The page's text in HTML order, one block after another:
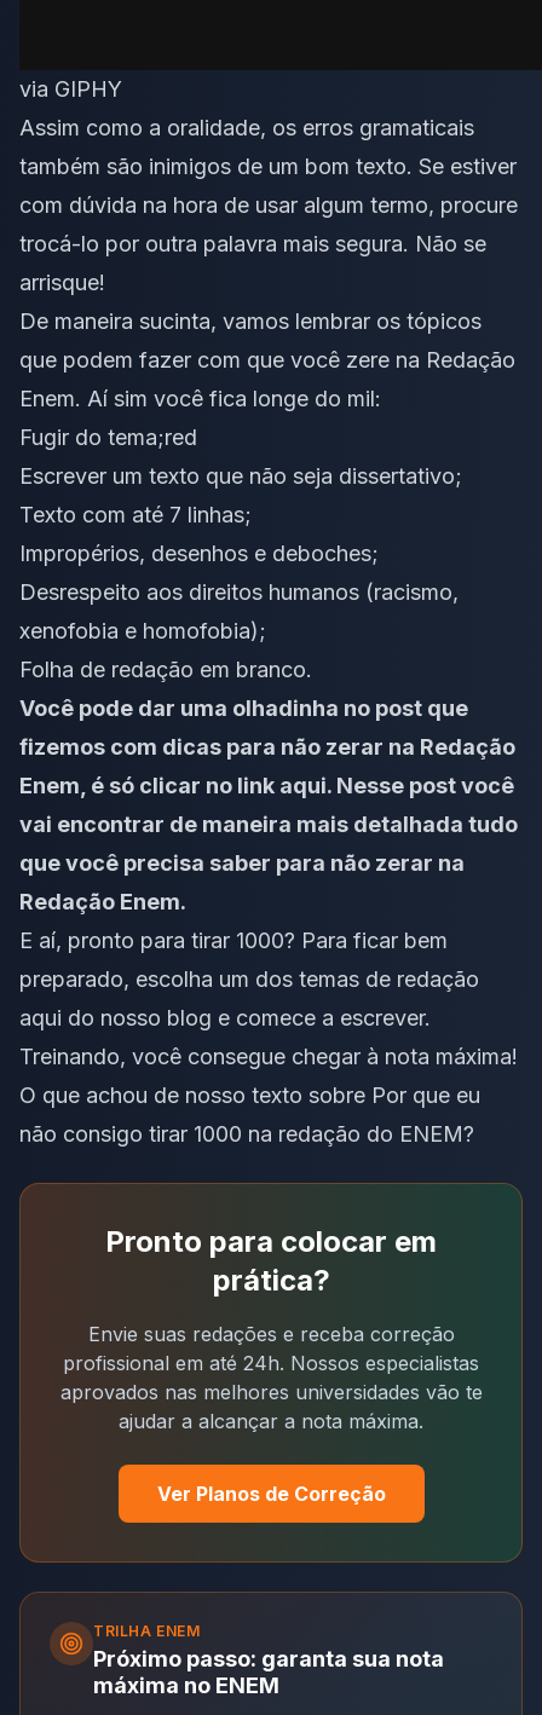
via GIPHY
Assim como a oralidade, os erros gramaticais
também são inimigos de um bom texto. Se estiver
com dúvida na hora de usar algum termo, procure
trocá-lo por outra palavra mais segura. Não se
arrisque!
De maneira sucinta, vamos lembrar os tópicos
que podem fazer com que você zere na Redação
Enem. Aí sim você fica longe do mil:
Fugir do tema;red
Escrever um texto que não seja dissertativo;
Texto com até 7 linhas;
Impropérios, desenhos e deboches;
Desrespeito aos direitos humanos (racismo,
xenofobia e homofobia);
Folha de redação em branco.
Você pode dar uma olhadinha no post que
fizemos com dicas para não zerar na Redação
Enem, é só clicar no link aqui. Nesse post você
vai encontrar de maneira mais detalhada tudo
que você precisa saber para não zerar na
Redação Enem.
E aí, pronto para tirar 1000? Para ficar bem
preparado, escolha um dos temas de redação
aqui do nosso blog e comece a escrever.
Treinando, você consegue chegar à nota máxima!
O que achou de nosso texto sobre Por que eu
não consigo tirar 1000 na redação do ENEM?
Pronto para colocar em
prática?
Envie suas redações e receba correção
profissional em até 24h. Nossos especialistas
aprovados nas melhores universidades vão te
ajudar a alcançar a nota máxima.
Ver Planos de Correção
TRILHA ENEM
Próximo passo: garanta sua nota
máxima no ENEM